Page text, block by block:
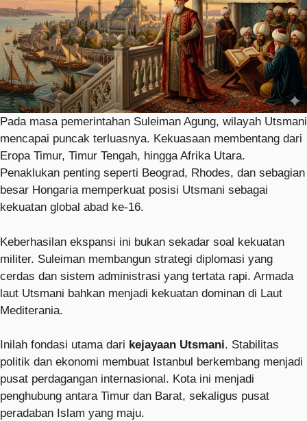
Pada masa pemerintahan Suleiman Agung, wilayah Utsmani
mencapai puncak terluasnya. Kekuasaan membentang dari
Eropa Timur, Timur Tengah, hingga Afrika Utara.
Penaklukan penting seperti Beograd, Rhodes, dan sebagian
besar Hongaria memperkuat posisi Utsmani sebagai
kekuatan global abad ke-16.
Keberhasilan ekspansi ini bukan sekadar soal kekuatan
militer. Suleiman membangun strategi diplomasi yang
cerdas dan sistem administrasi yang tertata rapi. Armada
laut Utsmani bahkan menjadi kekuatan dominan di Laut
Mediterania.
Inilah fondasi utama dari kejayaan Utsmani. Stabilitas
politik dan ekonomi membuat Istanbul berkembang menjadi
pusat perdagangan internasional. Kota ini menjadi
penghubung antara Timur dan Barat, sekaligus pusat
peradaban Islam yang maju.